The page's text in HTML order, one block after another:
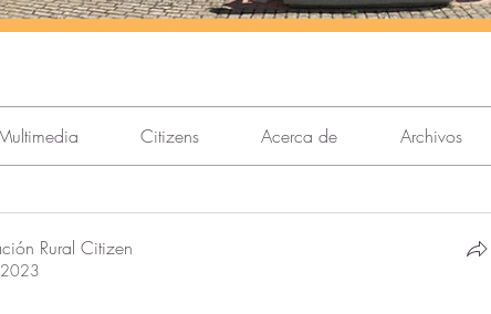
Citizens Acerca de Archivos
Rural Citizen
2023